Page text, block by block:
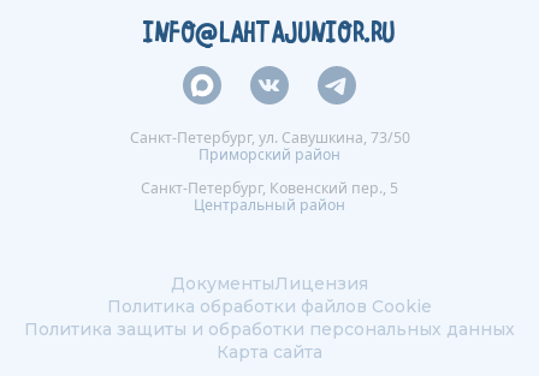
INFO@LAHTAJUNIOR.RU
Санкт-Петербург, ул. Савушкина, 73/50
Приморский район
Санкт-Петербург, Ковенский пер., 5
Центральный район
ДокументыЛицензия
Политика обработки файлов Сookie
Политика защиты и обработки персональных данных
Карта сайта